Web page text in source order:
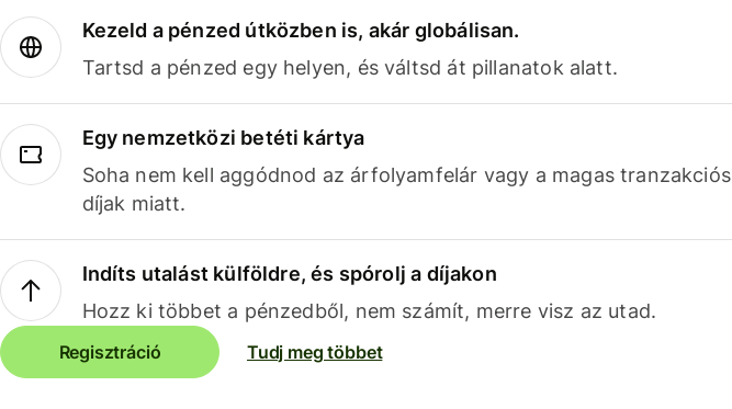
Kezeld a pénzed útközben is, akár globálisan.
Tartsd a pénzed egy helyen, és váltsd át pillanatok alatt.
Egy nemzetközi betéti kártya
Soha nem kell aggódnod az árfolyamfelár vagy a magas tranzakciós
díjak miatt.
Indíts utalást külföldre, és spórolj a díjakon
Hozz ki többet a pénzedből, nem számít, merre visz az utad.
Regisztráció Tudj meg többet